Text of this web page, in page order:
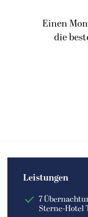
Einen
die
Leistungen
7
Sterne-Hotel